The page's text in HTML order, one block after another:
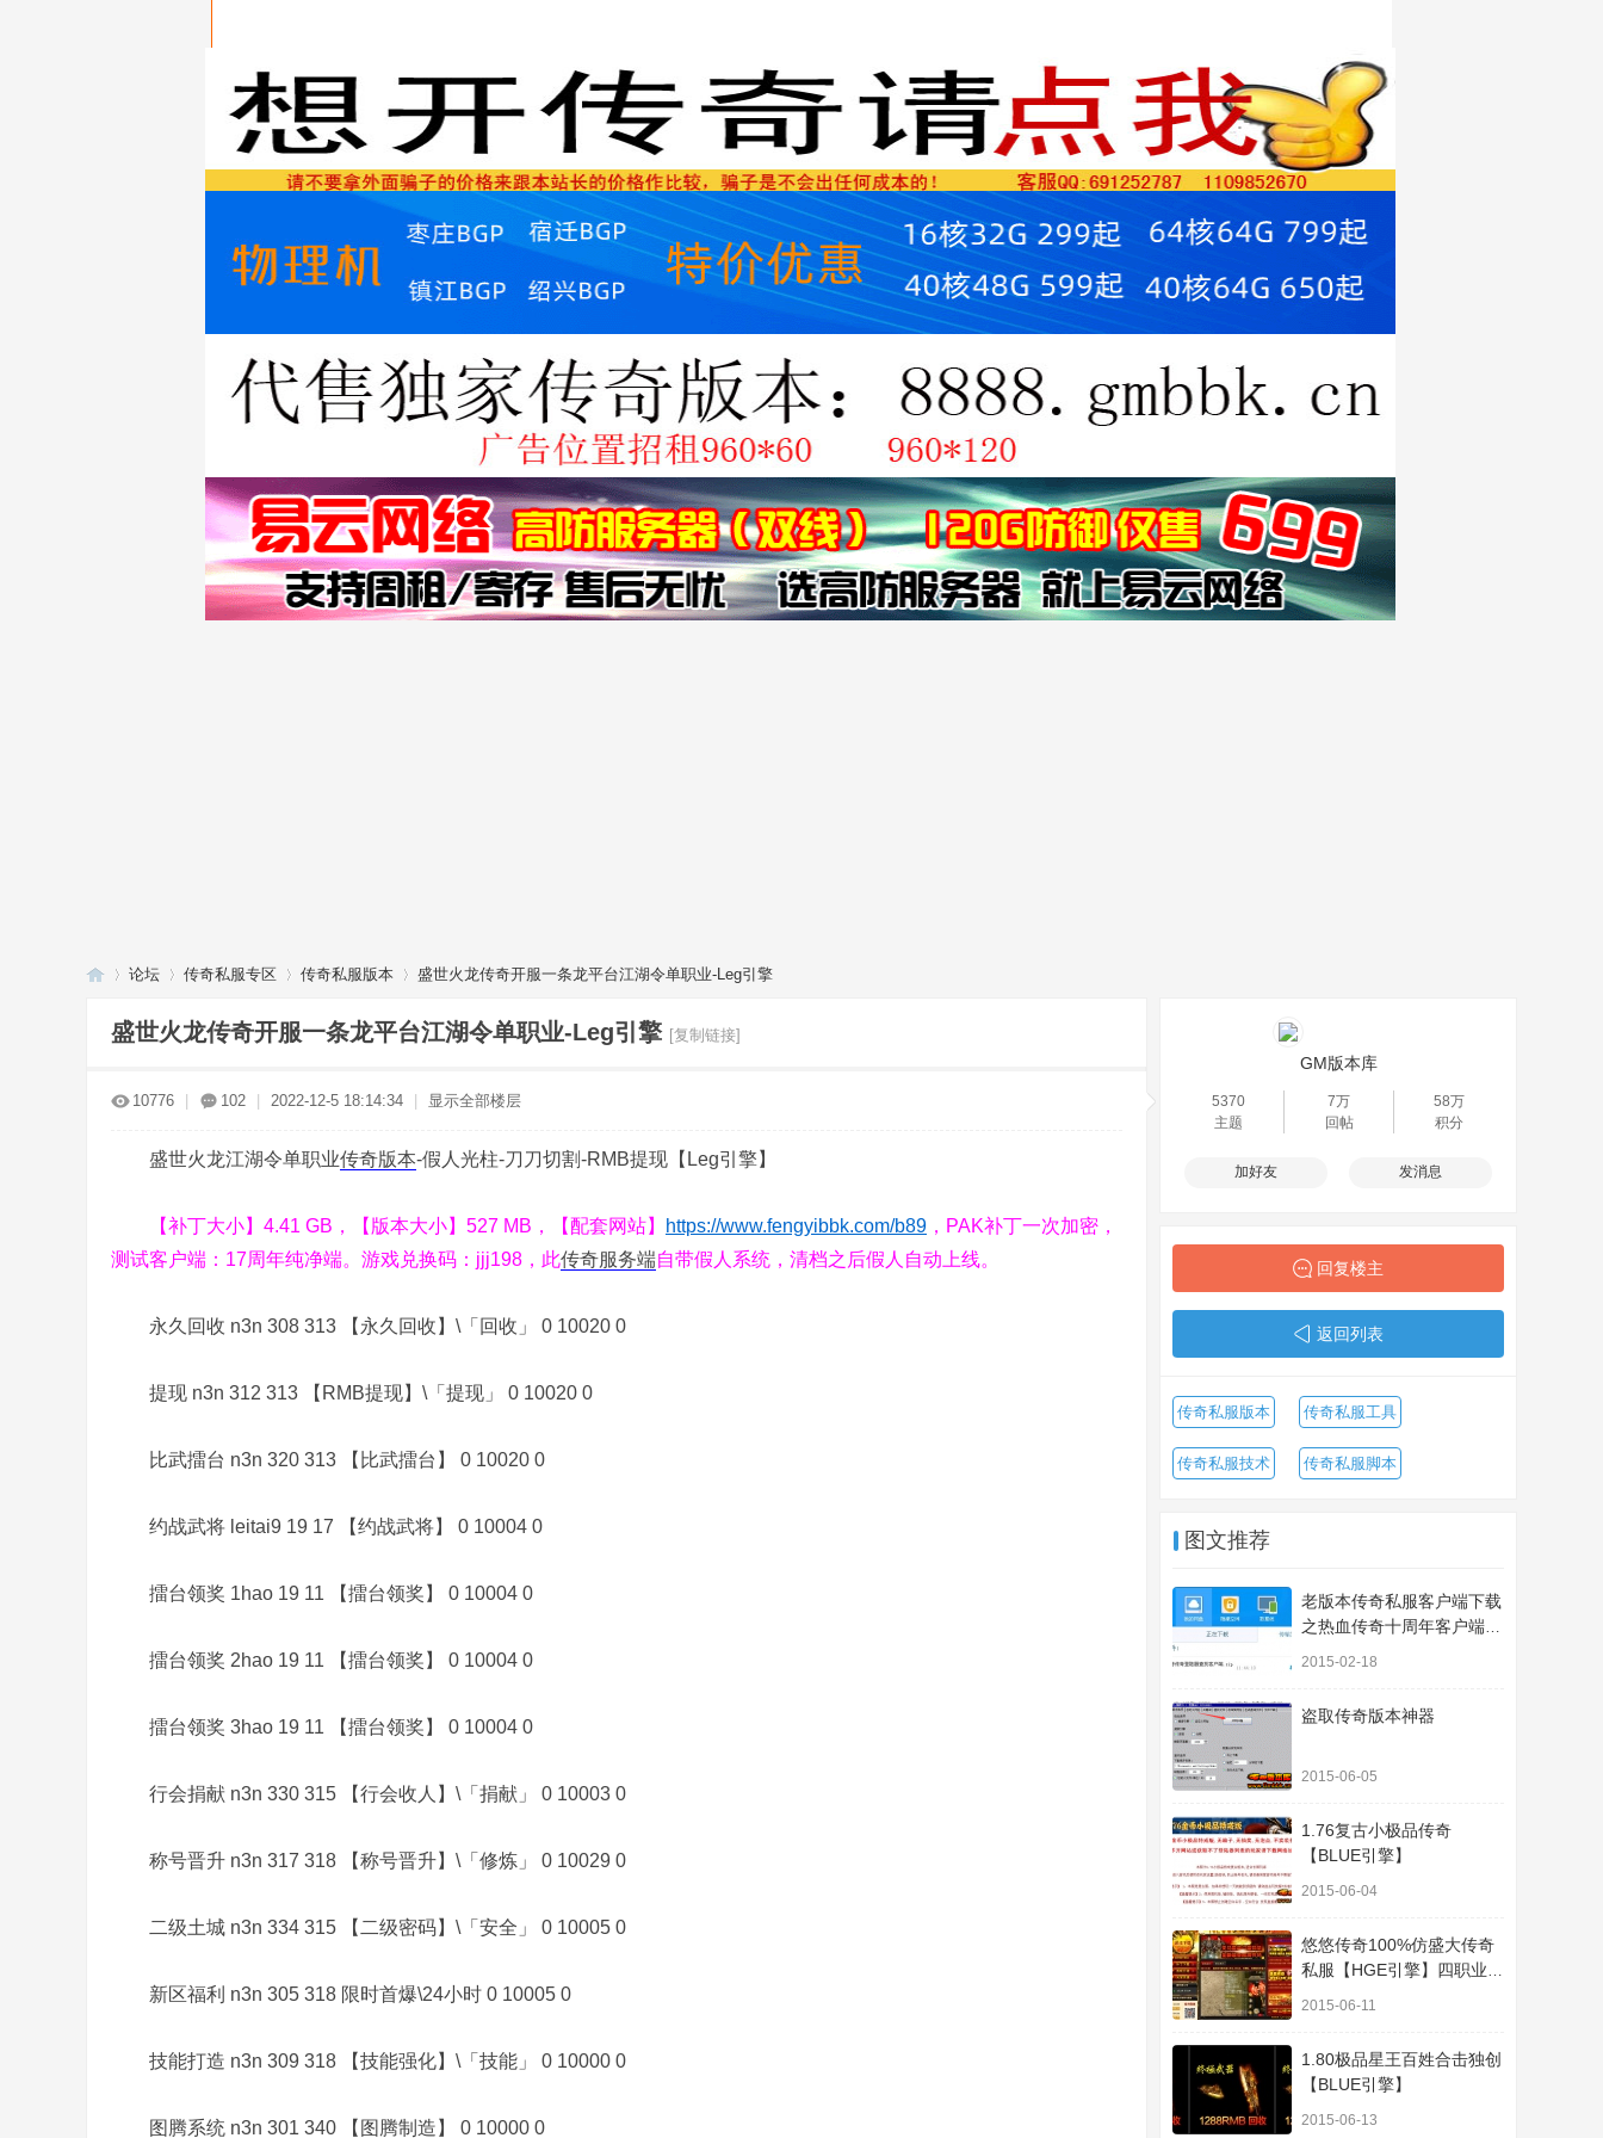
论坛 传奇私服专区 传奇私服版本 盛世火龙传奇开服一条龙平台江湖令单职业-Leg引擎
盛世火龙传奇开服一条龙平台江湖令单职业-Leg引擎 [复制链接]
10776 102 2022-12-5 18:14:34 显示全部楼层
盛世火龙江湖令单职业传奇版本-假人光柱-刀刀切割-RMB提现【Leg引擎】
【补丁大小】4.41 GB，【版本大小】527 MB，【配套网站】 https://www.fengyibbk.com/b89 ，PAK补丁一次加密，
测试客户端：17周年纯净端。游戏兑换码：jjj198，此传奇服务端自带假人系统，清档之后假人自动上线。
永久回收 n3n 308 313 【永久回收】\「回收」 0 10020 0
提现 n3n 312 313 【RMB提现】\「提现」 0 10020 0
比武擂台 n3n 320 313 【比武擂台】 0 10020 0
约战武将 leitai9 19 17 【约战武将】 0 10004 0
擂台领奖 1hao 19 11 【擂台领奖】 0 10004 0
擂台领奖 2hao 19 11 【擂台领奖】 0 10004 0
擂台领奖 3hao 19 11 【擂台领奖】 0 10004 0
行会捐献 n3n 330 315 【行会收人】\「捐献」 0 10003 0
称号晋升 n3n 317 318 【称号晋升】\「修炼」 0 10029 0
二级土城 n3n 334 315 【二级密码】\「安全」 0 10005 0
新区福利 n3n 305 318 限时首爆\24小时 0 10005 0
技能打造 n3n 309 318 【技能强化】\「技能」 0 10000 0
图腾系统 n3n 301 340 【图腾制造】 0 10000 0
GM版本库
5370
主题
7万
回帖
58万
积分
加好友 发消息
回复楼主
返回列表
传奇私服版本 传奇私服工具
传奇私服技术 传奇私服脚本
图文推荐
老版本传奇私服客户端下载
之热血传奇十周年客户端下
2015-02-18
盗取传奇版本神器
2015-06-05
1.76复古小极品传奇
【BLUE引擎】
2015-06-04
悠悠传奇100%仿盛大传奇
私服【HGE引擎】四职业疯
2015-06-11
1.80极品星王百姓合击独创
【BLUE引擎】
2015-06-13